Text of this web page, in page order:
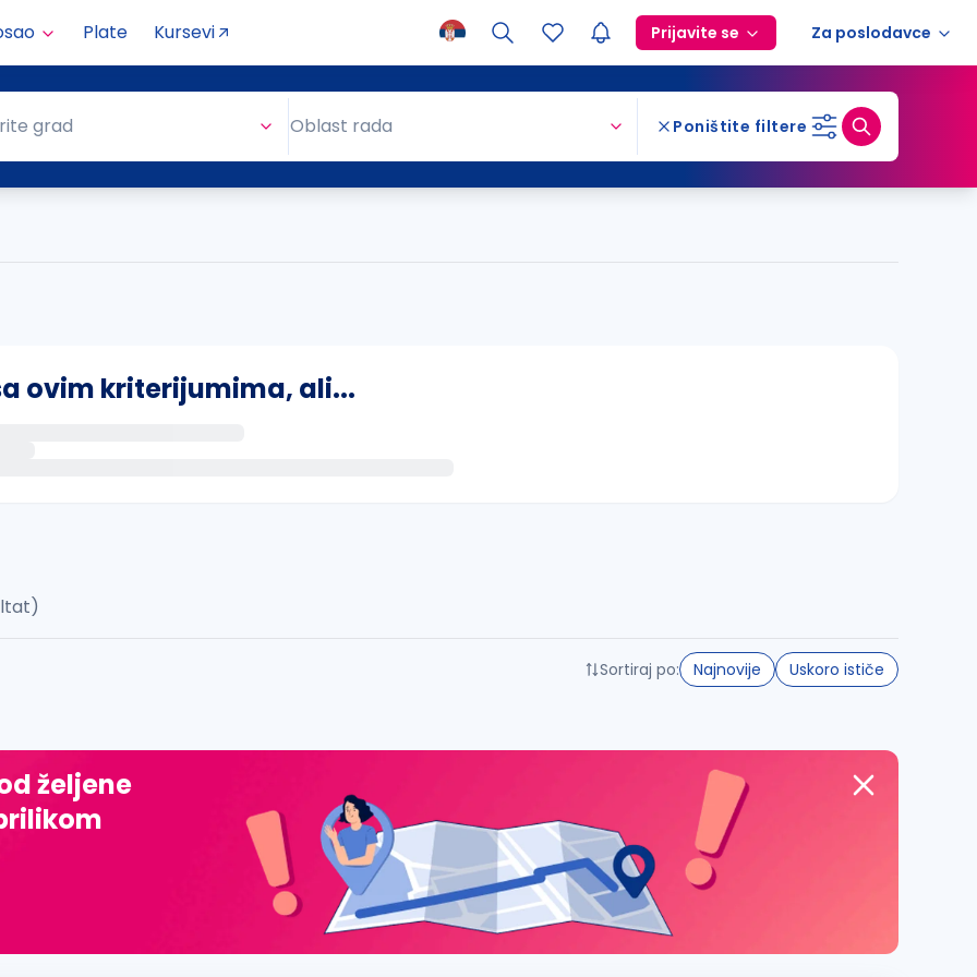
Plate Kursevi Prijavite se Za poslodavce
grad Oblast rada Poništite filtere
ovim kriterijumima, ali...
Sortiraj po: Najnovije Uskoro ističe
željene